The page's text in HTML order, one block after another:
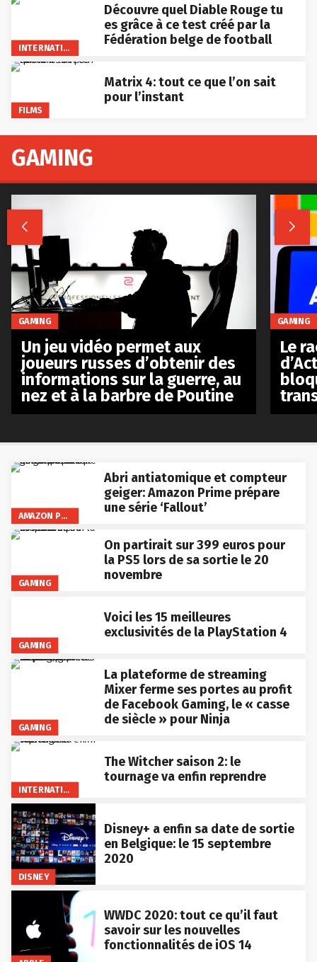
INTERNATIONAL
Découvre quel Diable Rouge tu
es grâce à ce test créé par la
Fédération belge de football
FILMS
Matrix 4: tout ce que l’on sait
pour l’instant
AMAZON PRIME VIDEO
Abri antiatomique et compteur
geiger: Amazon Prime prépare
une série ‘Fallout’
GAMING
On partirait sur 399 euros pour
la PS5 lors de sa sortie le 20
novembre
GAMING
Voici les 15 meilleures
exclusivités de la PlayStation 4
GAMING
La plateforme de streaming
Mixer ferme ses portes au profit
de Facebook Gaming, le « casse
de siècle » pour Ninja
INTERNATIONAL
The Witcher saison 2: le
tournage va enfin reprendre
DISNEY
Disney+ a enfin sa date de sortie
en Belgique: le 15 septembre
2020
WWDC 2020: tout ce qu’il faut
savoir sur les nouvelles
fonctionnalités de iOS 14
GAMING
 
GAMING
Un jeu vidéo permet aux
joueurs russes d’obtenir des
informations sur la guerre, au
nez et à la barbre de Poutine
GAMING
Le